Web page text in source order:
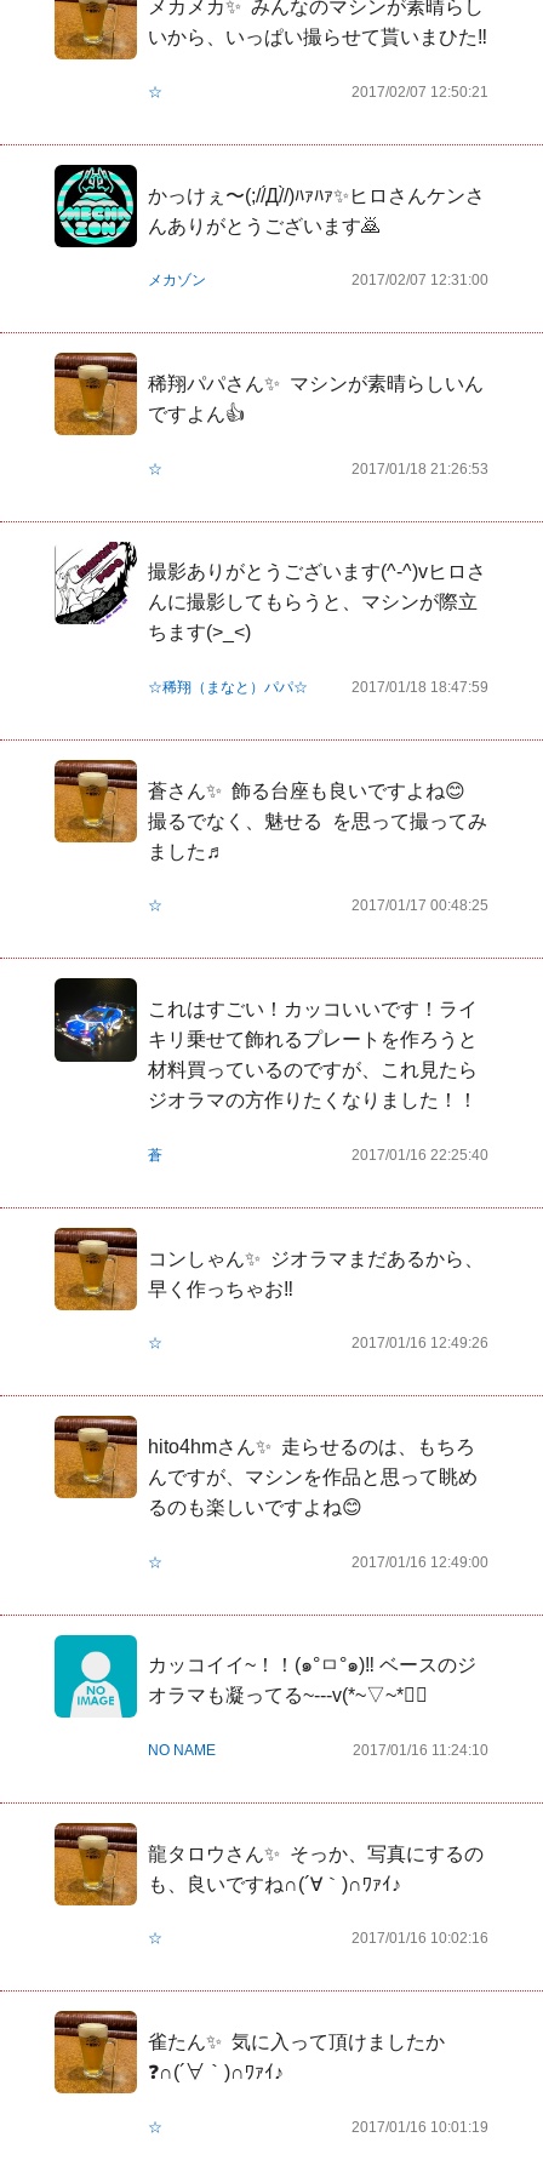
メカメカ✨  みんなのマシンが素晴らし
いから、いっぱい撮らせて貰いまひた‼️
☆ 2017/02/07 12:50:21
かっけぇ〜(;//́Д/̀/)ﾊｧﾊｧ✨ヒロさんケンさ
んありがとうございます🙇
メカゾン 2017/02/07 12:31:00
稀翔パパさん✨  マシンが素晴らしいん
ですよん👍
☆ 2017/01/18 21:26:53
撮影ありがとうございます(^-^)vヒロさ
んに撮影してもらうと、マシンが際立
ちます(>_<)
☆稀翔（まなと）パパ☆ 2017/01/18 18:47:59
蒼さん✨  飾る台座も良いですよね😊
撮るでなく、魅せる  を思って撮ってみ
ました♬
☆ 2017/01/17 00:48:25
これはすごい！カッコいいです！ライ
キリ乗せて飾れるプレートを作ろうと
材料買っているのですが、これ見たら
ジオラマの方作りたくなりました！！
蒼 2017/01/16 22:25:40
コンしゃん✨  ジオラマまだあるから、
早く作っちゃお‼️
☆ 2017/01/16 12:49:26
hito4hmさん✨  走らせるのは、もちろ
んですが、マシンを作品と思って眺め
るのも楽しいですよね😊
☆ 2017/01/16 12:49:00
カッコイイ~！！(๑°ㅁ°๑)‼ ベースのジ
オラマも凝ってる~---v(*~▽~*󾬏󾬏
NO NAME 2017/01/16 11:24:10
龍タロウさん✨  そっか、写真にするの
も、良いですね∩(´∀｀)∩ﾜｧｲ♪
☆ 2017/01/16 10:02:16
雀たん✨  気に入って頂けましたか
❓∩(´∀｀)∩ﾜｧｲ♪
☆ 2017/01/16 10:01:19